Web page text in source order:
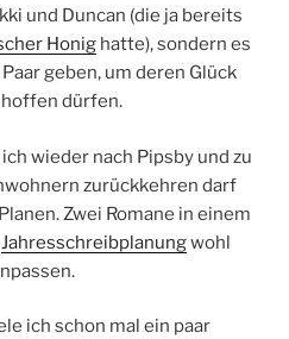
und Duncan (die ja bereits
Honig hatte), sondern es
geben, um deren Glück
dürfen.
wieder nach Pipsby und zu
zurückkehren darf
Zwei Romane in einem
Jahresschreibplanungwohl
ich schon mal ein paar